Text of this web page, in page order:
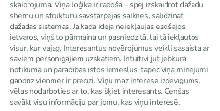
skaidrojuma. Viņa loģika ir radoša – spēj izskaidrot dažādu
shēmu un struktūru savstarpējās saiknes, salīdzināt
dažādas sistēmas. Ja kāda ideja neiekļaujas esošajos
ietvaros, viņš to pārmaina un pasniedz tā, lai tā iekļautos
visur, kur vajag. Interesantus novērojumus veikli sasaista ar
saviem personīgajiem uzskatiem. Intuitīvi jūt jebkura
notikuma un parādības īstos iemeslus, tāpēc viņa minējumi
gandrīz vienmēr ir precīzi. Viņu maz interesē izdevīgums,
vēlas nodarboties ar to, kas šķiet interesants. Cenšas
savākt visu informāciju par jomu, kas viņu interesē.